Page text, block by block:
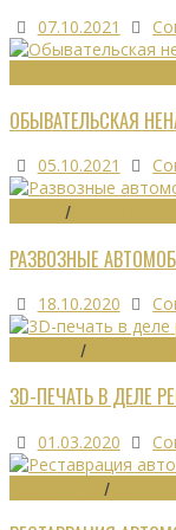
07.10.2021
ОБЫВАТЕЛЬСКАЯ
05.10.2021
/
РАЗВОЗНЫЕ
18.10.2020
/
3D-ПЕЧАТЬ В ДЕЛЕ
01.03.2020
/